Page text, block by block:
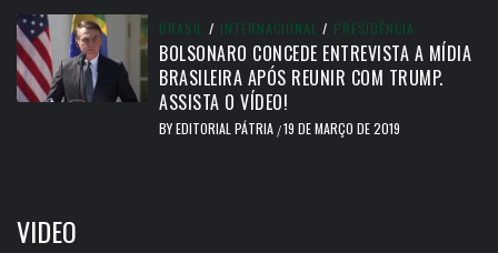
BRASIL / INTERNACIONAL / PRESIDÊNCIA
BOLSONARO CONCEDE ENTREVISTA A MÍDIA
BRASILEIRA APÓS REUNIR COM TRUMP.
ASSISTA O VÍDEO!
BYEDITORIAL PÁTRIA /19 DE MARÇO DE 2019
VIDEO